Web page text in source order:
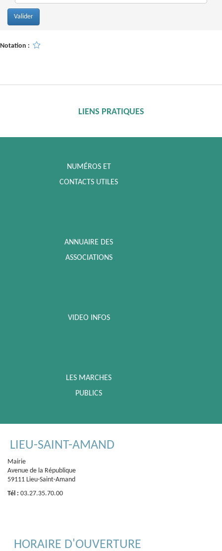
Notation :
LIENS PRATIQUES
NUMÉROS ET
CONTACTS UTILES
ANNUAIRE DES
ASSOCIATIONS
VIDEO INFOS
LES MARCHES
PUBLICS
LIEU-SAINT-AMAND
Mairie
Avenue de la République
59111 Lieu-Saint-Amand
Tél : 03.27.35.70.00
HORAIRE D'OUVERTURE